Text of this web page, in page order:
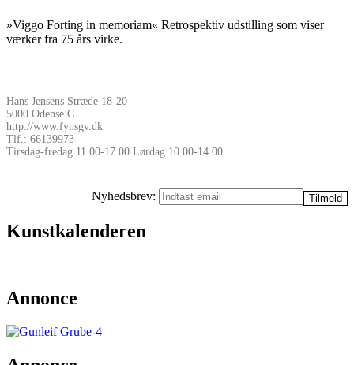
»Viggo Forting in memoriam« Retrospektiv udstilling som viser
værker fra 75 års virke.
Hans Jensens Stræde 18-20
5000 Odense C
http://www.fynsgv.dk
Tlf.: 66139973
Tirsdag-fredag 11.00-17.00 Lørdag 10.00-14.00
Nyhedsbrev:
Kunstkalenderen
Annonce